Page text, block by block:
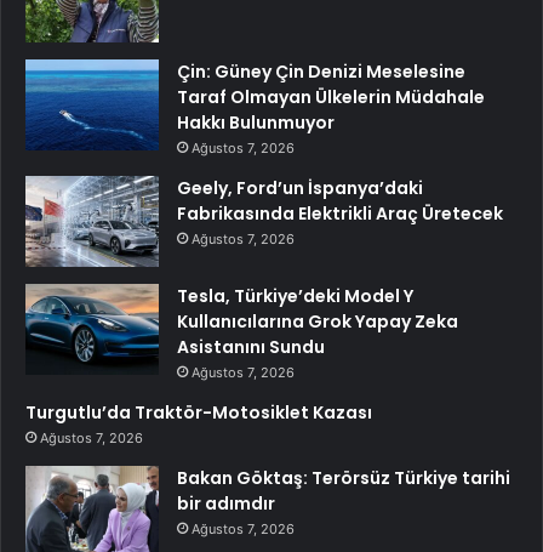
Çin: Güney Çin Denizi Meselesine
Taraf Olmayan Ülkelerin Müdahale
Hakkı Bulunmuyor
Ağustos 7, 2026
Geely, Ford’un İspanya’daki
Fabrikasında Elektrikli Araç Üretecek
Ağustos 7, 2026
Tesla, Türkiye’deki Model Y
Kullanıcılarına Grok Yapay Zeka
Asistanını Sundu
Ağustos 7, 2026
Turgutlu’da Traktör-Motosiklet Kazası
Ağustos 7, 2026
Bakan Göktaş: Terörsüz Türkiye tarihi
bir adımdır
Ağustos 7, 2026